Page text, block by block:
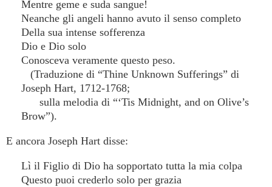
Mentre geme e suda sangue!
Neanche gli angeli hanno avuto il senso completo
Della sua intense sofferenza
Dio e Dio solo
Conosceva veramente questo peso.
(Traduzione di “Thine Unknown Sufferings” di
Joseph Hart, 1712-1768;
sulla melodia di “‘Tis Midnight, and on Olive’s
Brow”).
E ancora Joseph Hart disse:
Lì il Figlio di Dio ha sopportato tutta la mia colpa
Questo puoi crederlo solo per grazia